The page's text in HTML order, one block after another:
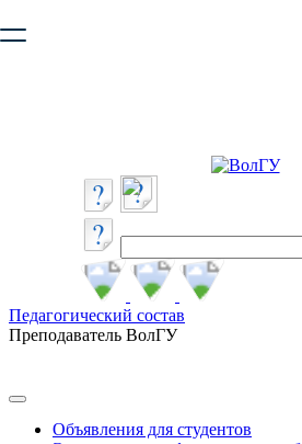
безопасную работу с сайтом.
Педагогический состав
Преподаватель ВолГУ
Объявления для студентов